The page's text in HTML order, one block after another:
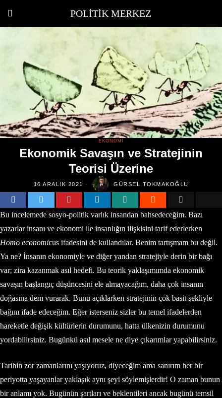
POLITIK MERKEZ
EKONOMI
Ekonomik Savaşın ve Stratejinin
Teorisi Üzerine
16 ARALIK 2021 GÜRSEL TOKMAKOĞLU
Bu incelemede sosyo-politik varlık insandan bahsedeceğim. Bazı
yazarlar insanı ve ekonomi ile insanlığın ilişkisini tarif ederlerken
Homo economicus ifadesini de kullandılar. Benim tartışmam bu değil.
Ya ne? İnsanın ekonomiyle ve diğer yandan stratejiyle derin bir bağı
var; zira kazanmak asıl hedefi. Bu teorik yaklaşımımda ekonomik
savaşın başlangıç düşüncesini ele almayacağım, daha çok insanın
doğasına dem vurarak. Bunu açıklarken stratejinin çok basit şekliyle
bağını ifade edeceğim. Eğer isterseniz sizler bu temel ifadelerden
hareketle değişik kültürlerin durumunu, hatta ülkenizin durumunu
yordabilirsiniz. Bugünkü asıl mesele ne diye çıkarımlar yapabilirsiniz.
Tarihin zor zamanlarını yaşıyoruz, diyeceğim ama sanırım her bir
periyotta yaşayanlar yaklaşık aynı şeyi söylemişlerdir! O zaman bunun
bir anlamı yok. Bugünün şartları ve beklentileri ancak bugünü temsil